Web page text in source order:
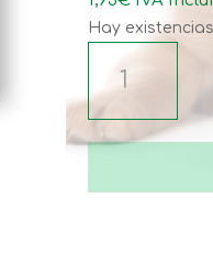
Hay existencias
cantidad